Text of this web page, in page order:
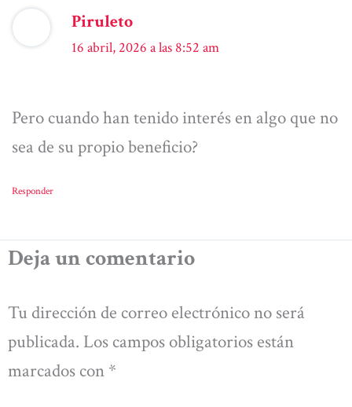
Piruleto
16 abril, 2026 a las 8:52 am
Pero cuando han tenido interés en algo que no
sea de su propio beneficio?
Responder
Deja un comentario
Tu dirección de correo electrónico no será
publicada. Los campos obligatorios están
marcados con *